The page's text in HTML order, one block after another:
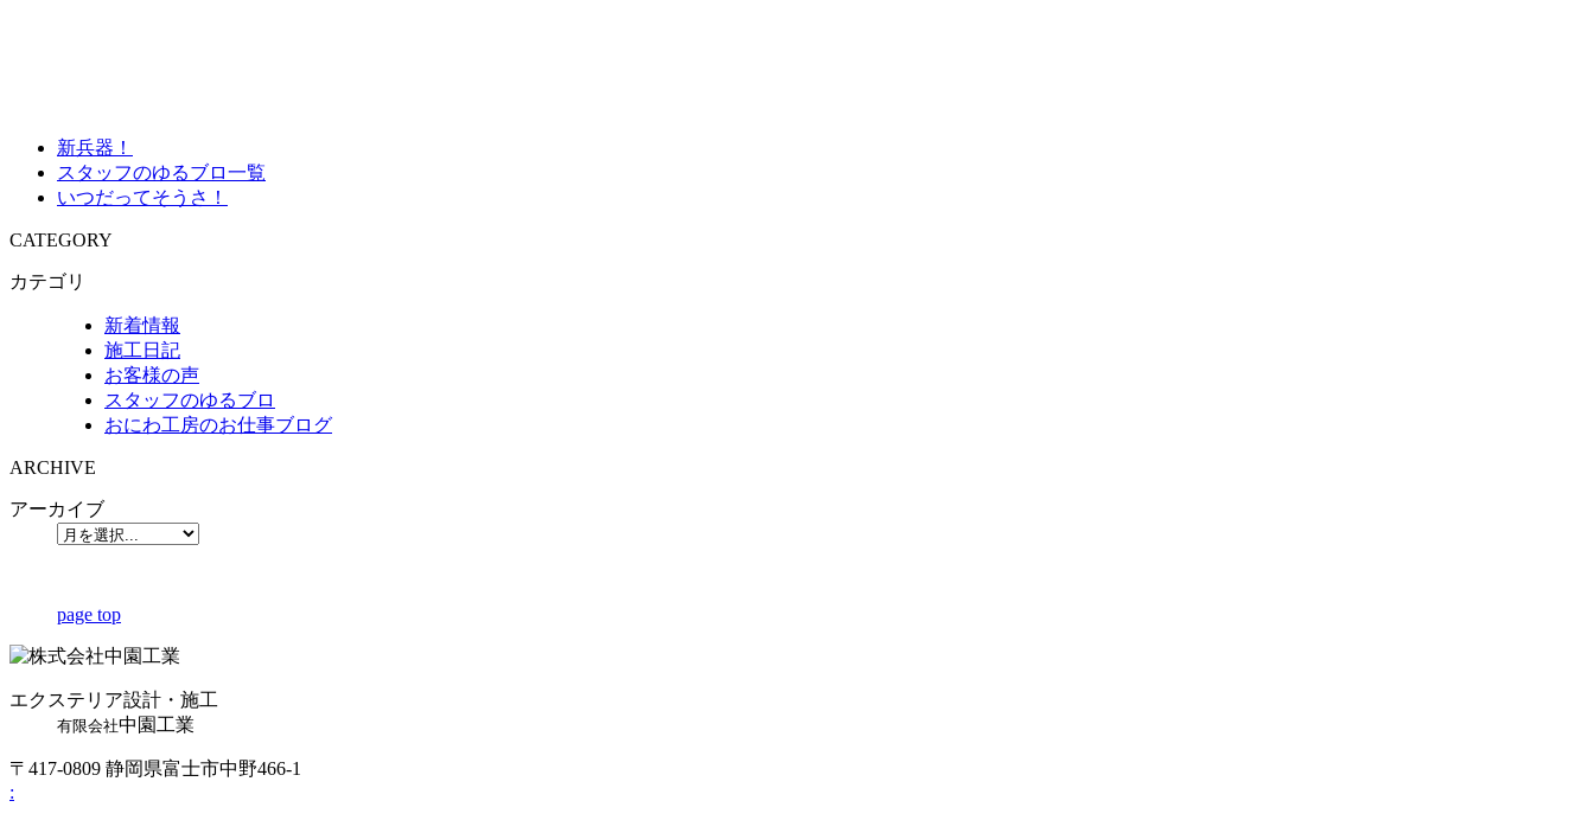
新兵器！
スタッフのゆるブロ一覧
いつだってそうさ！
CATEGORY
カテゴリ
新着情報
施工日記
お客様の声
スタッフのゆるブロ
おにわ工房のお仕事ブログ
ARCHIVE
アーカイブ
page top
エクステリア設計・施工
有限会社中園工業
〒417-0809 静岡県富士市中野466-1
: